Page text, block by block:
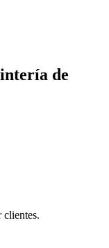
de
clientes.